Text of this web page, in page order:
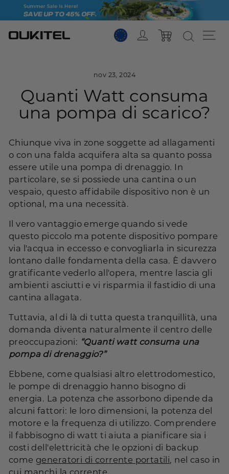
al
contenuto
LoginCarrello
nov 23, 2024
Quanti Watt consuma
una pompa di scarico?
Chiunque viva in zone soggette ad allagamenti
o con una falda acquifera alta sa quanto possa
essere utile una pompa di drenaggio. In
particolare, se si possiede una cantina o un
vespaio, questo affidabile dispositivo non è un
optional, ma una necessità.
Il vero vantaggio emerge quando si vede
questo piccolo ma potente dispositivo pompare
via l'acqua in eccesso e convogliarla in sicurezza
lontano dalle fondamenta della casa. È davvero
gratificante vederlo all'opera, mentre lascia gli
ambienti asciutti e vi risparmia il fastidio di una
cantina allagata.
Tuttavia, al di là di tutta questa tranquillità, una
domanda diventa naturalmente il centro delle
preoccupazioni: “Quanti watt consuma una
pompa di drenaggio?”
Ebbene, come qualsiasi altro elettrodomestico,
le pompe di drenaggio hanno bisogno di
energia. La potenza che assorbono dipende da
alcuni fattori: le loro dimensioni, la potenza del
motore e la frequenza di utilizzo. Comprendere
il fabbisogno di watt ti aiuta a pianificare sia i
costi dell'elettricità che le opzioni di backup
come generatori di corrente portatili, nel caso in
cui manchi la corrente.